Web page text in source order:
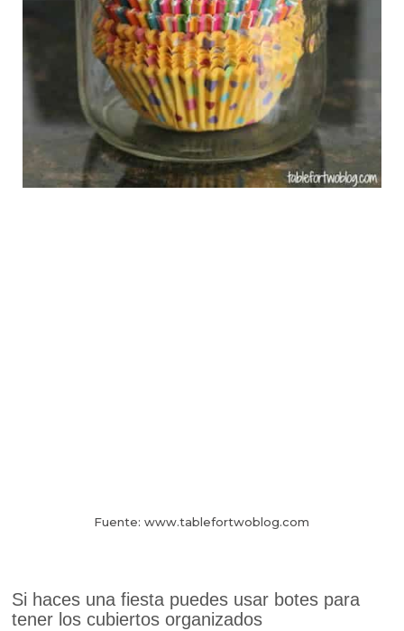
Fuente: www.tablefortwoblog.com
Si haces una fiesta puedes usar botes para
tener los cubiertos organizados